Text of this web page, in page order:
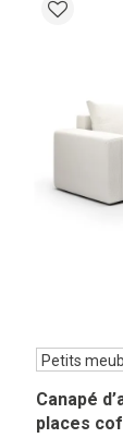
Petits
Canapé
places